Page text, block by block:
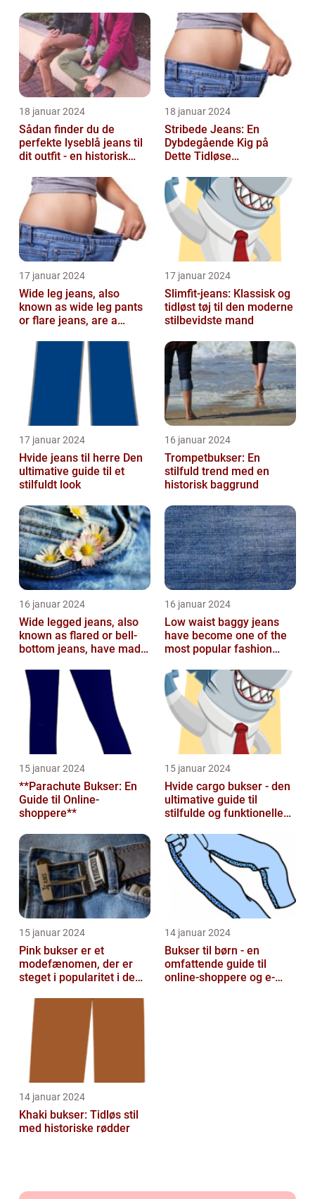
personer, der ønsk...
18 januar 2024
Sådan finder du de
perfekte lyseblå jeans til
dit outfit - en historisk
fash...
18 januar 2024
Stribede Jeans: En
Dybdegående Kig på
Dette Tidløse
17 januar 2024
Wide leg jeans, also
known as wide leg pants
or flare jeans, are a
for those ...
17 januar 2024
Slimfit-jeans: Klassisk og
tidløst tøj til den moderne
stilbevidste mand
17 januar 2024
Hvide jeans til herre Den
ultimative guide til et
stilfuldt look
16 januar 2024
Trompetbukser: En
stilfuld trend med en
historisk baggrund
16 januar 2024
Wide legged jeans, also
known as flared or bell-
bottom jeans, have made
fash...
16 januar 2024
Low waist baggy jeans
have become one of the
most popular fashion
15 januar 2024
**Parachute Bukser: En
Guide til Online-
shoppere**
15 januar 2024
Hvide cargo bukser - den
ultimative guide til
stilfulde og funktionelle
15 januar 2024
Pink bukser er et
modefænomen, der er
steget i popularitet i de
14 januar 2024
Bukser til børn - en
omfattende guide til
online-shoppere og e-
14 januar 2024
Khaki bukser: Tidløs stil
med historiske rødder